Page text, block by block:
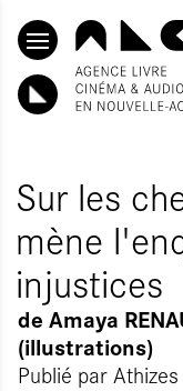
ALLER
Sur les
mène
injustices
de Amaya
(illustrations)
Publié par